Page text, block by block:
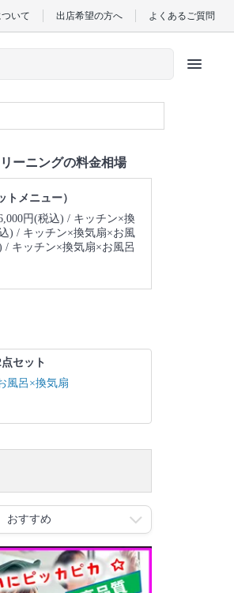
いて 出店希望の方へ よくあるご質問
menu
ーニングの料金相場
メニュー）
円(税込)
キッチン×換
)
キッチン×換気扇×お風
キッチン×換気扇×お風呂
込)
～47,000円(税込)
点セット
風呂×換気扇